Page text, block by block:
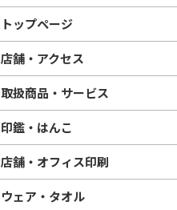
トップページ
店舗・アクセス
取扱商品・サービス
印鑑・はんこ
店舗・オフィス印刷
ウェア・タオル